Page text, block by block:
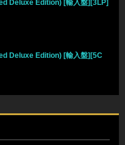
Deluxe Edition) [輸入盤][3LP]
Deluxe Edition) [輸入盤][5C